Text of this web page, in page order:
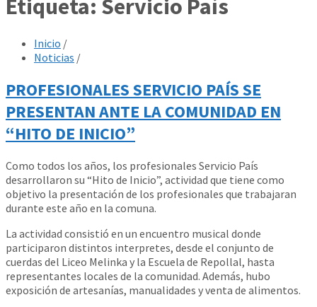
Etiqueta: Servicio País
Inicio /
Noticias /
PROFESIONALES SERVICIO PAÍS SE
PRESENTAN ANTE LA COMUNIDAD EN
“HITO DE INICIO”
Como todos los años, los profesionales Servicio País
desarrollaron su “Hito de Inicio”, actividad que tiene como
objetivo la presentación de los profesionales que trabajaran
durante este año en la comuna.
La actividad consistió en un encuentro musical donde
participaron distintos interpretes, desde el conjunto de
cuerdas del Liceo Melinka y la Escuela de Repollal, hasta
representantes locales de la comunidad. Además, hubo
exposición de artesanías, manualidades y venta de alimentos.